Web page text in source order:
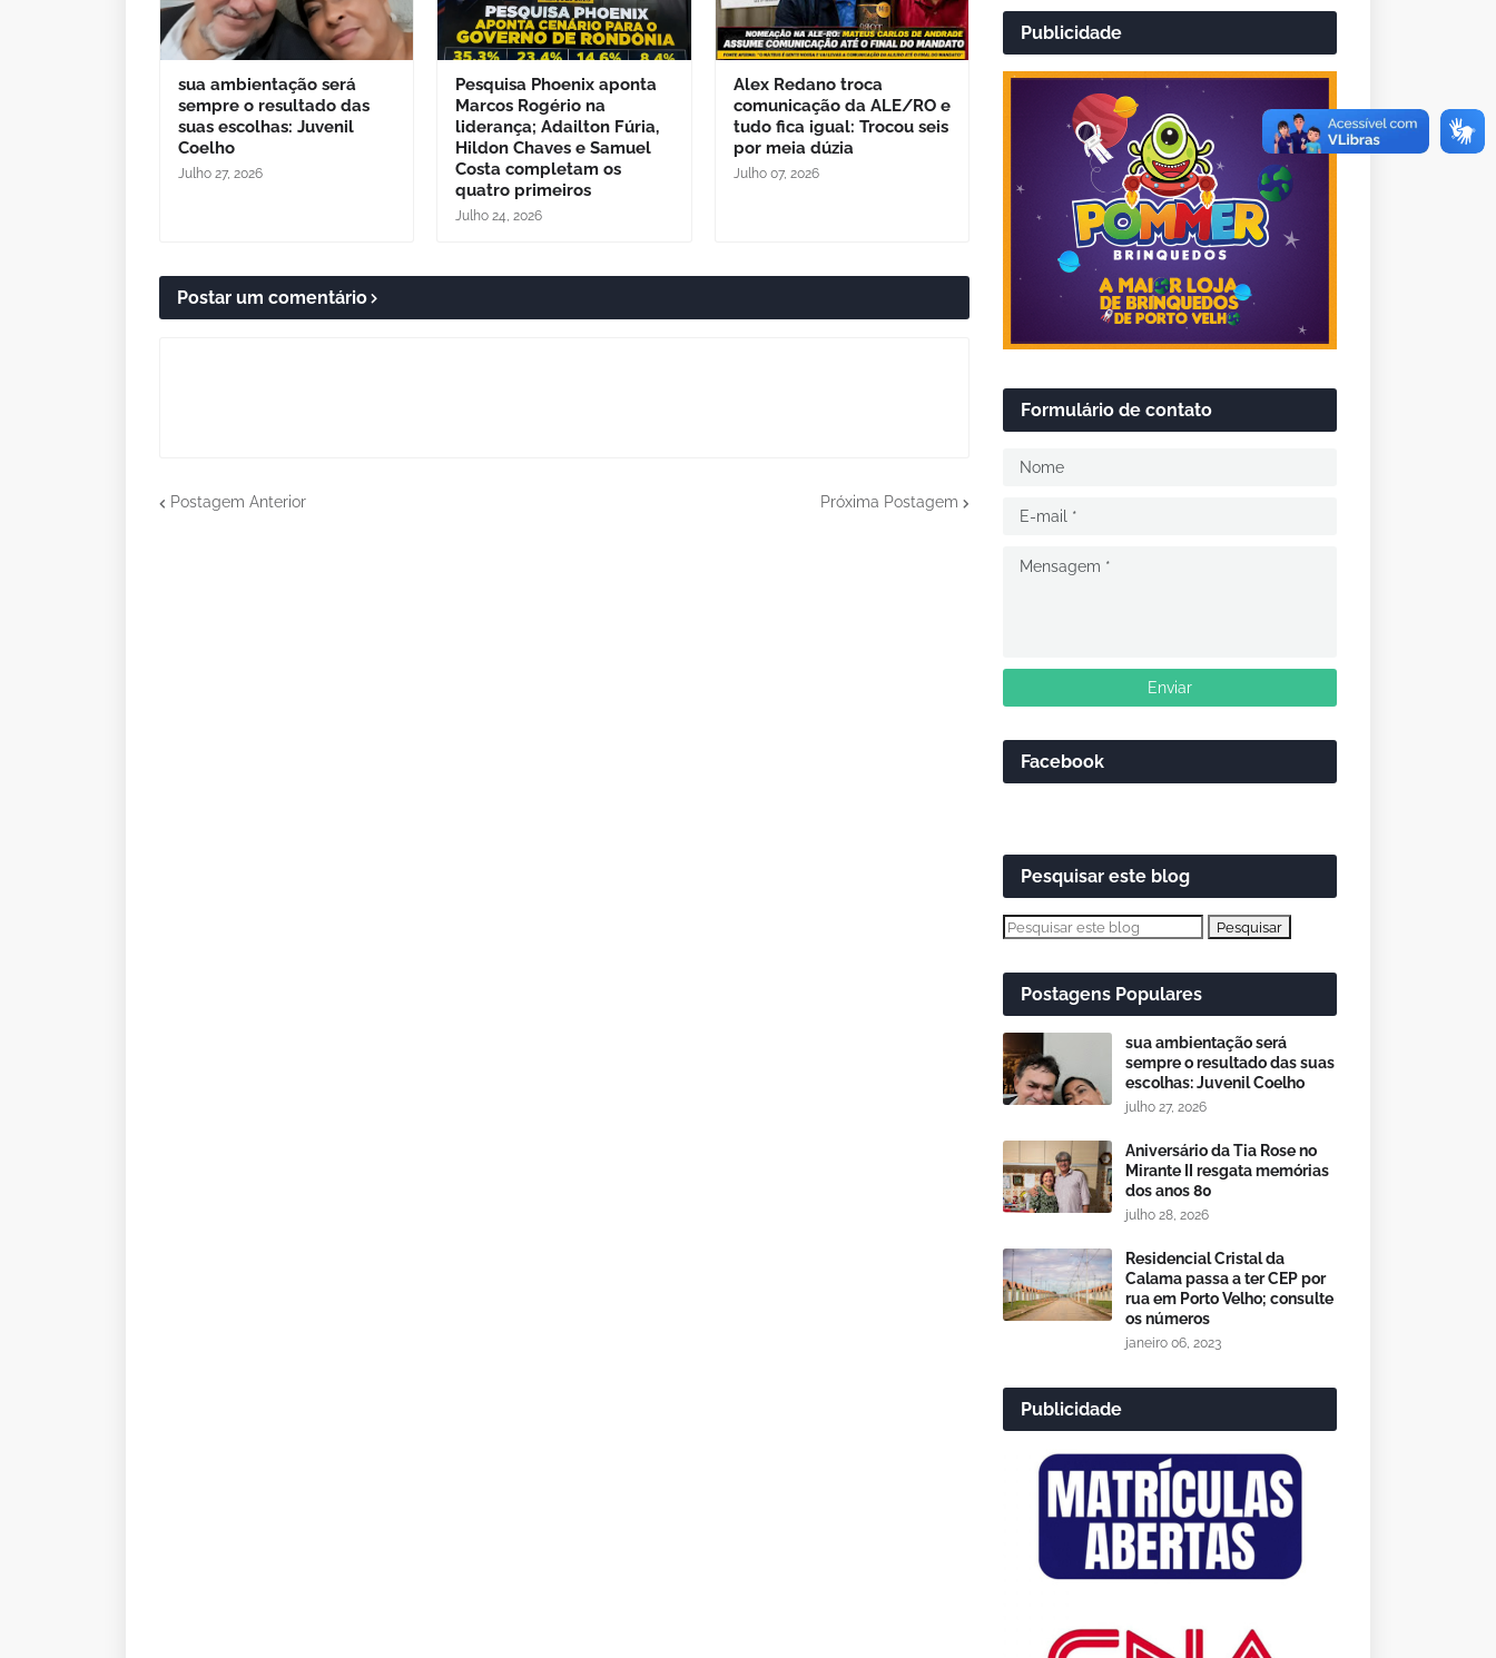
sua ambientação será
sempre o resultado das
suas escolhas: Juvenil
Coelho
Julho 27, 2026
Pesquisa Phoenix aponta
Marcos Rogério na
liderança; Adailton Fúria,
Hildon Chaves e Samuel
Costa completam os
quatro primeiros
Julho 24, 2026
Alex Redano troca
comunicação da ALE/RO e
tudo fica igual: Trocou seis
por meia dúzia
Julho 07, 2026
Postar um comentário
Postagem Anterior Próxima Postagem
Publicidade
Formulário de contato
Facebook
Pesquisar este blog
Postagens Populares
sua ambientação será
sempre o resultado das suas
escolhas: Juvenil Coelho
julho 27, 2026
Aniversário da Tia Rose no
Mirante II resgata memórias
dos anos 80
julho 28, 2026
Residencial Cristal da
Calama passa a ter CEP por
rua em Porto Velho; consulte
os números
janeiro 06, 2023
Publicidade